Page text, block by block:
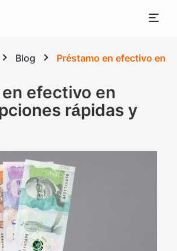
Blog Préstamo en efectivo en
efectivo en
rápidas y